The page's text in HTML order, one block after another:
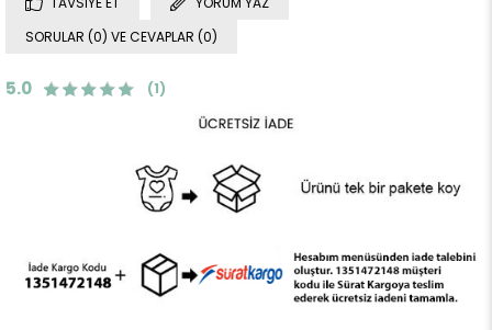
SORULAR (0) VE CEVAPLAR (0)
5.0 (1)